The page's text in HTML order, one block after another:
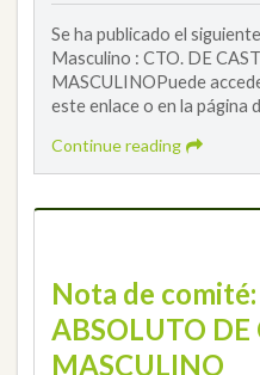
Se ha publicado el
Masculino : CTO. DE
MASCULINOPuede
este enlace o en la página
Continue reading
Nota de
ABSOLUTO DE
MASCULINO